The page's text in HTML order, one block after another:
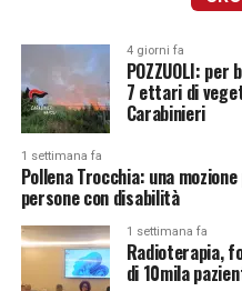
4 giorni fa
POZZUOLI:
7 ettari di
Carabinieri
1 settimana fa
Pollena Trocchia: una
persone con disabilità
1 settimana fa
Radioterapia,
di 10mila